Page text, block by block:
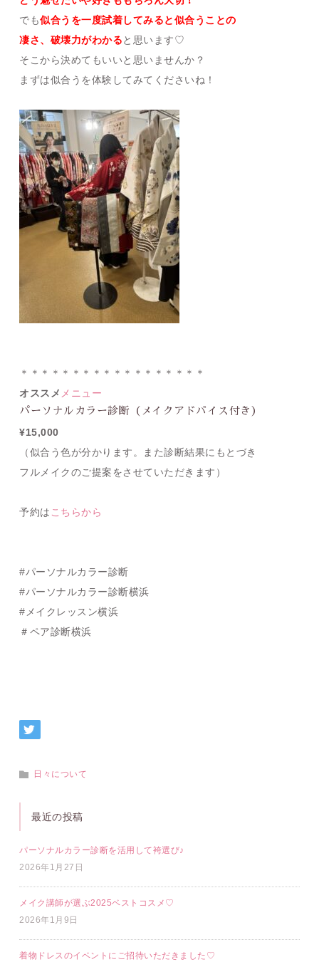
でも似合うを一度試着してみると似合うことの
凄さ、破壊力がわかると思います♡
そこから決めてもいいと思いませんか？
まずは似合うを体験してみてくださいね！
＊＊＊＊＊＊＊＊＊＊＊＊＊＊＊＊＊＊
オススメ メニュー
パーソナルカラー診断（メイクアドバイス付き）
¥15,000
（似合う色が分かります。また診断結果にもとづき
フルメイクのご提案をさせていただきます ）
予約は こちらから
#パーソナルカラー診断
#パーソナルカラー診断横浜
#メイクレッスン横浜
＃ペア診断横浜
日々について
最近の投稿
パーソナルカラー診断を活用して袴選び♪
2026年1月27日
メイク講師が選ぶ2025ベストコスメ♡
2026年1月9日
着物ドレスのイベントにご招待いただきました♡